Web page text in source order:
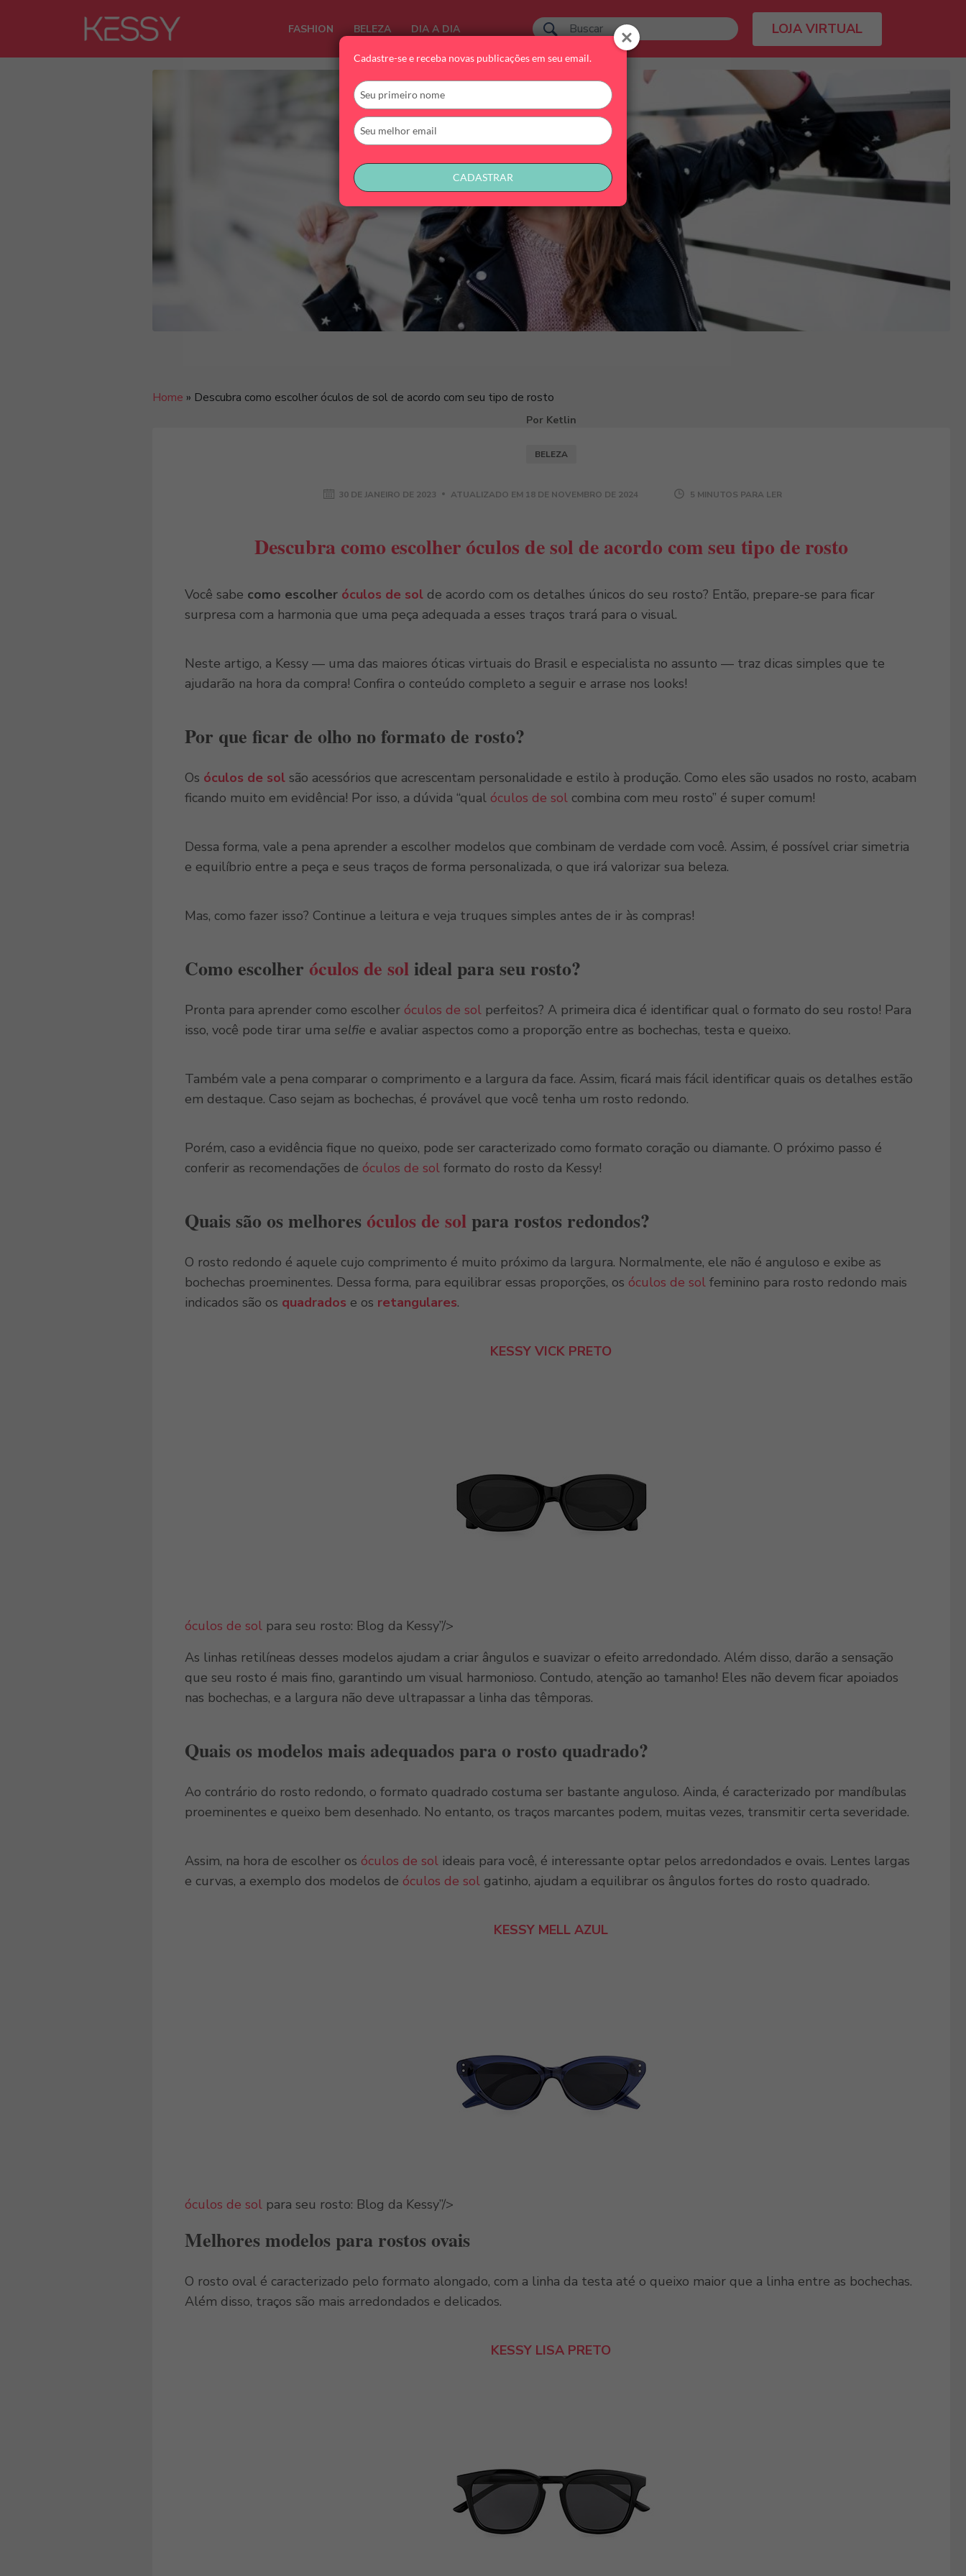
FASHION BELEZA DIA A DIA LOJA VIRTUAL
Home » Descubra como escolher óculos de sol de acordo com seu tipo de rosto
Por Ketlin
BELEZA
30 DE JANEIRO DE 2023 ATUALIZADO EM 18 DE NOVEMBRO DE 2024 5 MINUTOS PARA LER
Descubra como escolher óculos de sol de acordo com seu tipo de rosto
Você sabe como escolher óculos de solde acordo com os detalhes únicos do seu rosto? Então, prepare-se para ficar
surpresa com a harmonia que uma peça adequada a esses traços trará para o visual.
Neste artigo, a Kessy — uma das maiores óticas virtuais do Brasil e especialista no assunto — traz dicas simples que te
ajudarão na hora da compra! Confira o conteúdo completo a seguir e arrase nos looks!
Por que ficar de olho no formato de rosto?
Os óculos de solsão acessórios que acrescentam personalidade e estilo à produção. Como eles são usados no rosto, acabam
ficando muito em evidência! Por isso, a dúvida “qual óculos de solcombina com meu rosto” é super comum!
Dessa forma, vale a pena aprender a escolher modelos que combinam de verdade com você. Assim, é possível criar simetria
e equilíbrio entre a peça e seus traços de forma personalizada, o que irá valorizar sua beleza.
Mas, como fazer isso? Continue a leitura e veja truques simples antes de ir às compras!
Como escolher óculos de solideal para seu rosto?
Pronta para aprender como escolher óculos de solperfeitos? A primeira dica é identificar qual o formato do seu rosto! Para
isso, você pode tirar uma selfie e avaliar aspectos como a proporção entre as bochechas, testa e queixo.
Também vale a pena comparar o comprimento e a largura da face. Assim, ficará mais fácil identificar quais os detalhes estão
em destaque. Caso sejam as bochechas, é provável que você tenha um rosto redondo.
Porém, caso a evidência fique no queixo, pode ser caracterizado como formato coração ou diamante. O próximo passo é
conferir as recomendações de óculos de solformato do rosto da Kessy!
Quais são os melhores óculos de solpara rostos redondos?
O rosto redondo é aquele cujo comprimento é muito próximo da largura. Normalmente, ele não é anguloso e exibe as
bochechas proeminentes. Dessa forma, para equilibrar essas proporções, os óculos de solfeminino para rosto redondo mais
indicados são os quadrados e os retangulares.
KESSY VICK PRETO
óculos de solpara seu rosto: Blog da Kessy”/>
As linhas retilíneas desses modelos ajudam a criar ângulos e suavizar o efeito arredondado. Além disso, darão a sensação
que seu rosto é mais fino, garantindo um visual harmonioso. Contudo, atenção ao tamanho! Eles não devem ficar apoiados
nas bochechas, e a largura não deve ultrapassar a linha das têmporas.
Quais os modelos mais adequados para o rosto quadrado?
Ao contrário do rosto redondo, o formato quadrado costuma ser bastante anguloso. Ainda, é caracterizado por mandíbulas
proeminentes e queixo bem desenhado. No entanto, os traços marcantes podem, muitas vezes, transmitir certa severidade.
Assim, na hora de escolher os óculos de solideais para você, é interessante optar pelos arredondados e ovais. Lentes largas
e curvas, a exemplo dos modelos de óculos de solgatinho, ajudam a equilibrar os ângulos fortes do rosto quadrado.
KESSY MELL AZUL
óculos de solpara seu rosto: Blog da Kessy”/>
Melhores modelos para rostos ovais
O rosto oval é caracterizado pelo formato alongado, com a linha da testa até o queixo maior que a linha entre as bochechas.
Além disso, traços são mais arredondados e delicados.
KESSY LISA PRETO
Cadastre-se e receba novas publicações em seu email.
Digite
seu
nome
Digite
seu
CADASTRAR